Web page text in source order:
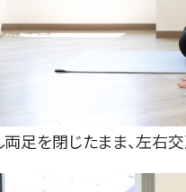
足を閉じたまま、左右